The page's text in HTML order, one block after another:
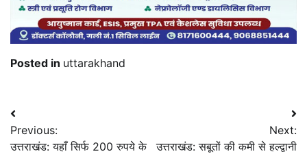
Posted in uttarakhand
Post
navigation
Previous:
उत्तराखंड: यहाँ सिर्फ 200 रुपये के
Next:
उत्तराखंड: सबूतों की कमी से हल्द्वानी